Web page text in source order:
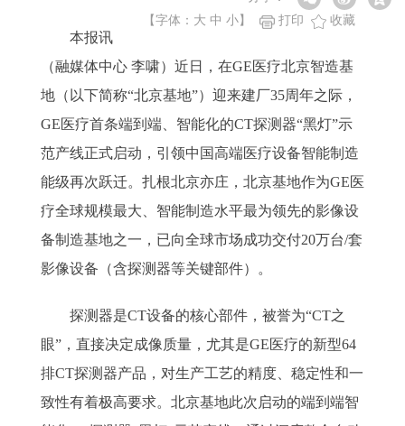
【字体： 大 中 小 】 打印 收藏
本报讯
（融媒体中心 李啸）近日，在GE医疗北京智造基
地（以下简称“北京基地”）迎来建厂35周年之际，
GE医疗首条端到端、智能化的CT探测器“黑灯”示
范产线正式启动，引领中国高端医疗设备智能制造
能级再次跃迁。扎根北京亦庄，北京基地作为GE医
疗全球规模最大、智能制造水平最为领先的影像设
备制造基地之一，已向全球市场成功交付20万台/套
影像设备（含探测器等关键部件）。
探测器是CT设备的核心部件，被誉为“CT之
眼”，直接决定成像质量，尤其是GE医疗的新型64
排CT探测器产品，对生产工艺的精度、稳定性和一
致性有着极高要求。北京基地此次启动的端到端智